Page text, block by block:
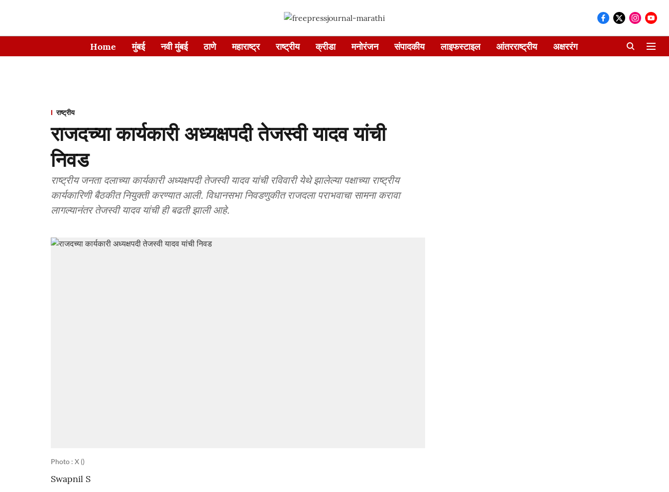
Home मुंबई नवी मुंबई ठाणे महाराष्ट्र राष्ट्रीय क्रीडा मनोरंजन संपादकीय लाइफस्टाइल आंतरराष्ट्रीय अक्षररंग
राष्ट्रीय
राजदच्या कार्यकारी अध्यक्षपदी तेजस्वी यादव यांची
निवड
राष्ट्रीय जनता दलाच्या कार्यकारी अध्यक्षपदी तेजस्वी यादव यांची रविवारी येथे झालेल्या पक्षाच्या राष्ट्रीय
कार्यकारिणी बैठकीत नियुक्ती करण्यात आली. विधानसभा निवडणुकीत राजदला पराभवाचा सामना करावा
लागल्यानंतर तेजस्वी यादव यांची ही बढती झाली आहे.
Photo : X ()
Swapnil S